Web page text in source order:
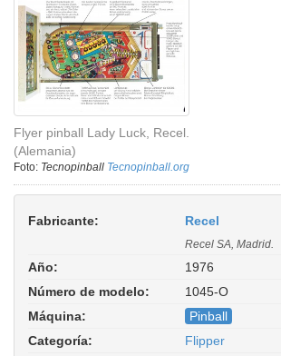
Flyer pinball Lady Luck, Recel.
(Alemania)
Foto: Tecnopinball Tecnopinball.org
Fabricante: Recel
Recel SA, Madrid.
Año:
1976
Número de modelo:
1045-O
Máquina:
Pinball
Categoría:
Flipper